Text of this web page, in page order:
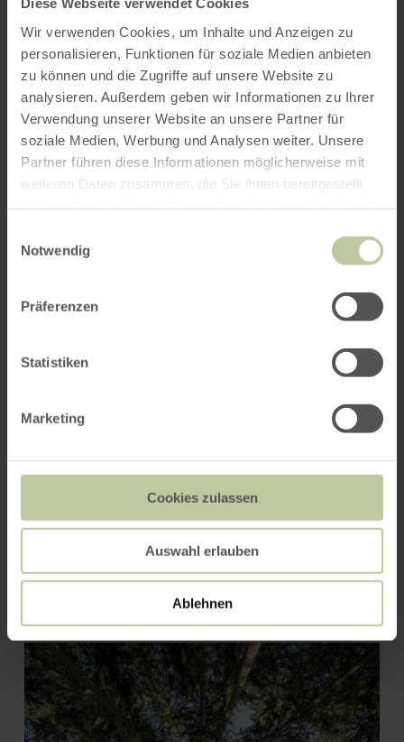
Wir verwenden Cookies, um Inhalte und Anzeigen zu
personalisieren, Funktionen für soziale Medien anbieten
zu können und die Zugriffe auf unsere Website zu
analysieren. Außerdem geben wir Informationen zu Ihrer
Verwendung unserer Website an unsere Partner für
soziale Medien, Werbung und Analysen weiter. Unsere
Partner führen diese Informationen möglicherweise mit
weiteren Daten zusammen, die Sie ihnen bereitgestellt
Notwendig
Präferenzen
Statistiken
Marketing
Cookies zulassen
Auswahl erlauben
Ablehnen
ROUTE PLANEN
interessieren
Wassergarten Einruhr